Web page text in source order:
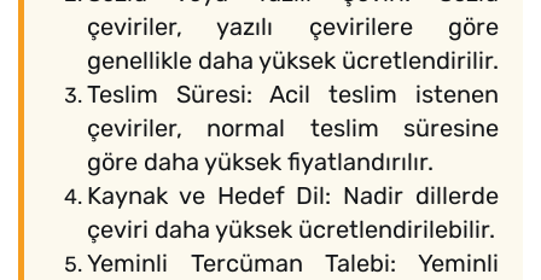
çeviriler, yazılı çevirilere göre
genellikle daha yüksek ücretlendirilir.
Teslim Süresi: Acil teslim istenen
çeviriler, normal teslim süresine
göre daha yüksek fiyatlandırılır.
Kaynak ve Hedef Dil: Nadir dillerde
çeviri daha yüksek ücretlendirilebilir.
Yeminli Tercüman Talebi: Yeminli